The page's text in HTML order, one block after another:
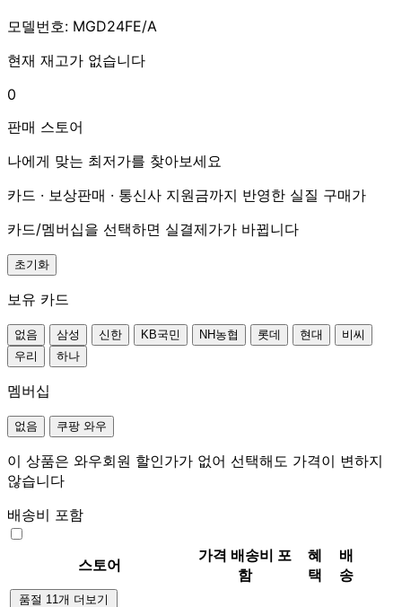
모델번호: MGD24FE/A
현재 재고가 없습니다
0
판매 스토어
나에게 맞는 최저가를 찾아보세요
카드 · 보상판매 · 통신사 지원금까지 반영한 실질 구매가
카드/멤버십을 선택하면 실결제가가 바뀝니다
초기화
보유 카드
없음 삼성 신한 KB국민 NH농협 롯데 현대
비씨
우리
하나
멤버십
없음 쿠팡 와우
이 상품은 와우회원 할인가가 없어 선택해도 가격이 변하지
않습니다
배송비 포함
스토어
가격 배송비 포
함
혜
택
배
송
품절 11개 더보기